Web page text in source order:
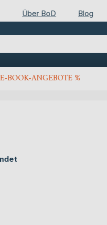
Über BoD Blog
E-BOOK-ANGEBOTE %